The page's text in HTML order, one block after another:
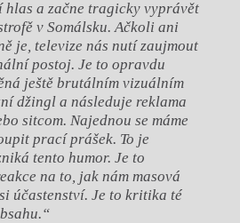
a začne tragicky vyprávět
v Somálsku. Ačkoli ani
je, televize nás nutí zaujmout
postoj. Je to opravdu
ještě brutálním vizuálním
džingl a následuje reklama
sitcom. Najednou se máme
prací prášek. To je
tento humor. Je to
na to, jak nám masová
účastenství. Je to kritika té